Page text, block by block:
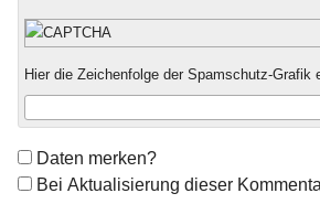
Hier die Zeichenfolge der Spamschutz-Grafik
Formular-
Optionen
Daten merken?
Bei Aktualisierung dieser